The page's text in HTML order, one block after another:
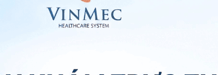
bệnh lý khác. Vì thế, khi thấy trẻ có các
sự tư vấn từ các bác sĩ có chuyên